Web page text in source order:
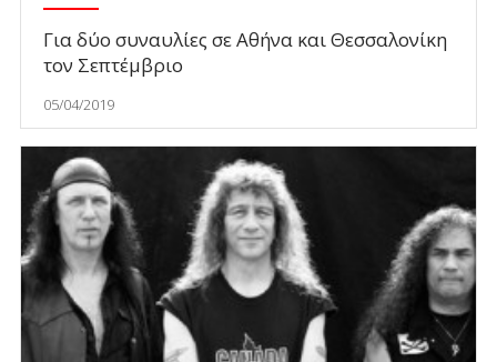
Για δύο συναυλίες σε Αθήνα και Θεσσαλονίκη
τον Σεπτέμβριο
05/04/2019